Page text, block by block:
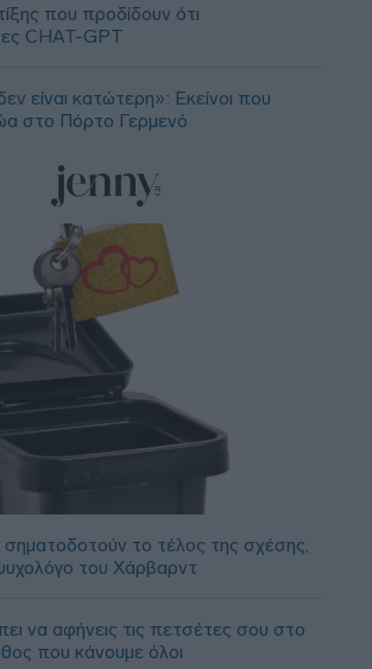
που προδίδουν ότι
CHAT-GPT
είναι κατώτερη»: Εκείνοι που
στο Πόρτο Γερμενό
το τέλος της σχέσης,
του Χάρβαρντ
να αφήνεις τις πετσέτες σου στο
που κάνουμε όλοι